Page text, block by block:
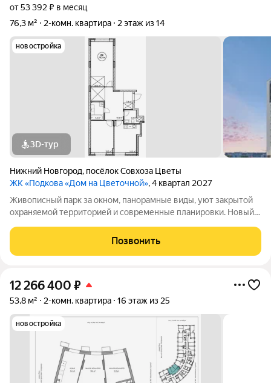
от 53 392 ₽ в месяц
76,3 м²
2-комн. квартира 2 этаж из 14
новостройка
3D-тур
Нижний Новгород, посёлок Cовхоза Цветы
ЖК «Подкова «Дом на Цветочной», 4 квартал 2027
Живописный парк за окном, панорамные виды, уют закрытой
охраняемой территорией и современные планировки. Новый
современном жилье.Квартиры для жизниЭто не просто жильё,
а продуманная среда для
Позвонить
12 266 400 ₽
53,8 м² 2-комн. квартира 16 этаж из 25
новостройка